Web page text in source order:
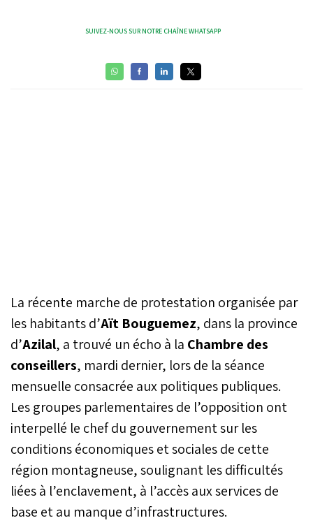
SUIVEZ-NOUS SUR NOTRE CHAÎNE WHATSAPP
La récente marche de protestation organisée par
les habitants d’Aït Bouguemez, dans la province
d’Azilal, a trouvé un écho à la Chambre des
conseillers, mardi dernier, lors de la séance
mensuelle consacrée aux politiques publiques.
Les groupes parlementaires de l’opposition ont
interpellé le chef du gouvernement sur les
conditions économiques et sociales de cette
région montagneuse, soulignant les difficultés
liées à l’enclavement, à l’accès aux services de
base et au manque d’infrastructures.